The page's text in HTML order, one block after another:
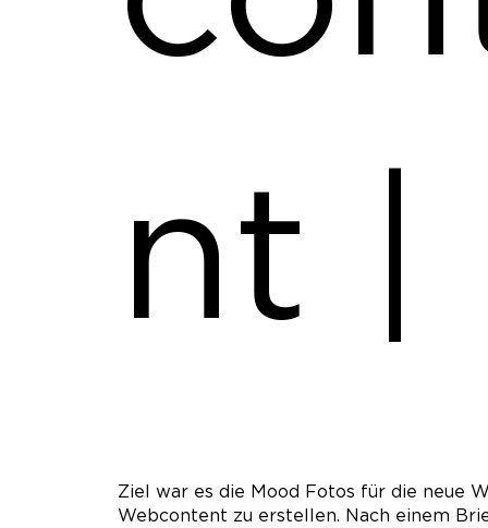
nt |
Ziel war es die Mood Fotos für die neue
Webcontent zu erstellen. Nach einem